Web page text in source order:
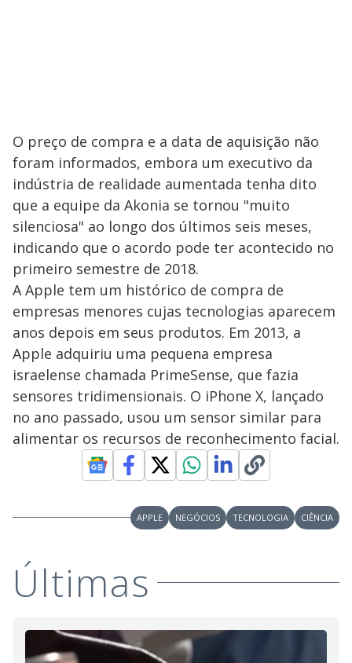
O preço de compra e a data de aquisição não
foram informados, embora um executivo da
indústria de realidade aumentada tenha dito
que a equipe da Akonia se tornou "muito
silenciosa" ao longo dos últimos seis meses,
indicando que o acordo pode ter acontecido no
primeiro semestre de 2018.
A Apple tem um histórico de compra de
empresas menores cujas tecnologias aparecem
anos depois em seus produtos. Em 2013, a
Apple adquiriu uma pequena empresa
israelense chamada PrimeSense, que fazia
sensores tridimensionais. O iPhone X, lançado
no ano passado, usou um sensor similar para
alimentar os recursos de reconhecimento facial.
APPLE NEGÓCIOS TECNOLOGIA CIÊNCIA
Últimas